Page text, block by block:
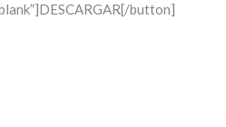
button]